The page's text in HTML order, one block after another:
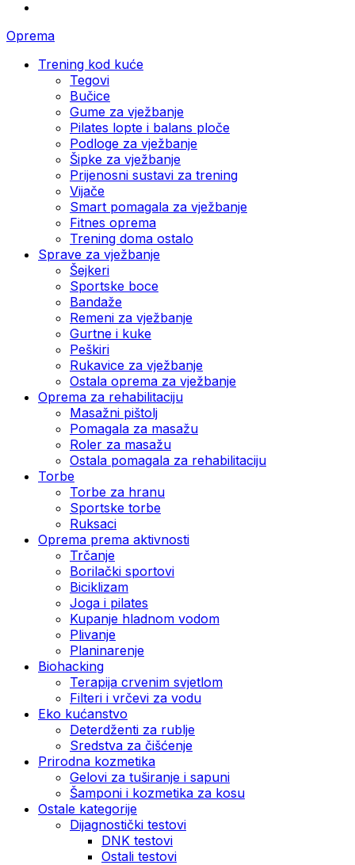
Oprema
Trening kod kuće
Tegovi
Bučice
Gume za vježbanje
Pilates lopte i balans ploče
Podloge za vježbanje
Šipke za vježbanje
Prijenosni sustavi za trening
Vijače
Smart pomagala za vježbanje
Fitnes oprema
Trening doma ostalo
Sprave za vježbanje
Šejkeri
Sportske boce
Bandaže
Remeni za vježbanje
Gurtne i kuke
Peškiri
Rukavice za vježbanje
Ostala oprema za vježbanje
Oprema za rehabilitaciju
Masažni pištolj
Pomagala za masažu
Roler za masažu
Ostala pomagala za rehabilitaciju
Torbe
Torbe za hranu
Sportske torbe
Ruksaci
Oprema prema aktivnosti
Trčanje
Borilački sportovi
Biciklizam
Joga i pilates
Kupanje hladnom vodom
Plivanje
Planinarenje
Biohacking
Terapija crvenim svjetlom
Filteri i vrčevi za vodu
Eko kućanstvo
Deterdženti za rublje
Sredstva za čišćenje
Prirodna kozmetika
Gelovi za tuširanje i sapuni
Šamponi i kozmetika za kosu
Ostale kategorije
Dijagnostički testovi
DNK testovi
Ostali testovi